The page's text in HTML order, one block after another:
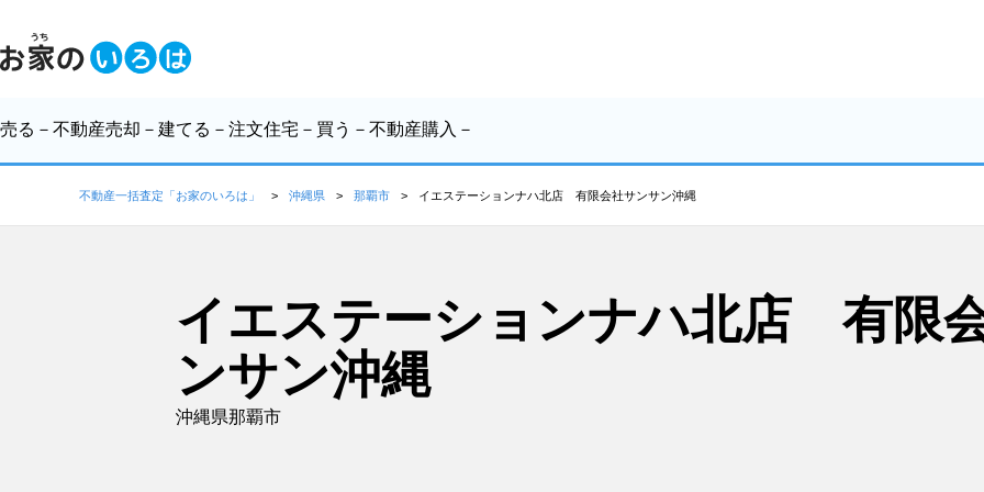
売る －不動産売却－ 建てる －注文住宅－ 買う －不動産購入－
不動産一括査定「お家のいろは」 沖縄県 那覇市 イエステーションナハ北店 有限会社サンサン沖縄
イエステーションナハ北店 有限
ンサン沖縄
沖縄県那覇市